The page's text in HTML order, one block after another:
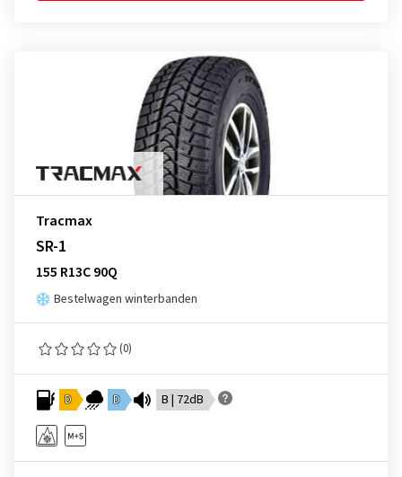
Tracmax
SR-1
155 R13C 90Q
Bestelwagen winterbanden
(0)
D D B | 72dB